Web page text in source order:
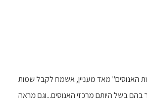
האנוסים" מאד מעניין, אשמח לקבל שמות
בהם בשל היותם מרכזי האנוסים...וגם מראה